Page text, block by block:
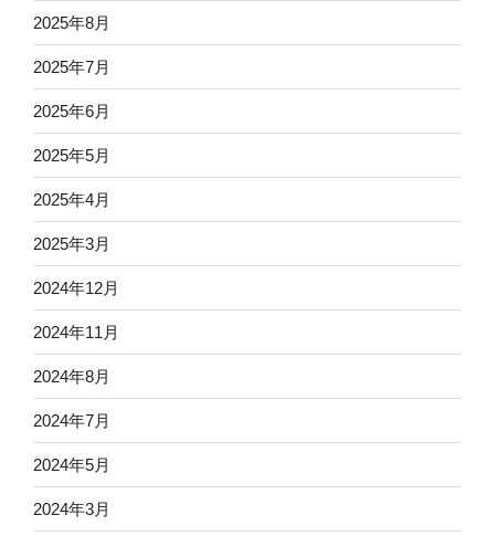
2025年8月
2025年7月
2025年6月
2025年5月
2025年4月
2025年3月
2024年12月
2024年11月
2024年8月
2024年7月
2024年5月
2024年3月